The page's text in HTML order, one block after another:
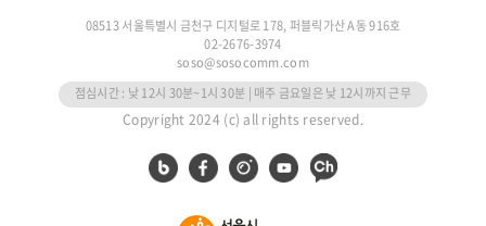
08513 서울특별시 금천구 디지털로 178, 퍼블릭가산 A동 916호
02-2676-3974
soso@sosocomm.com
점심시간 : 낮 12시 30분~1시 30분 | 매주 금요일은 낮 12시까지 근무
Copyright 2024 (c) all rights reserved.